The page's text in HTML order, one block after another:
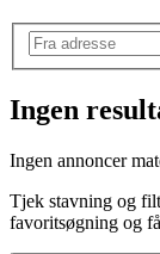
Mærke
Andet
Ingen
Ingen annoncer
Tjek stavning og
favoritsøgning og